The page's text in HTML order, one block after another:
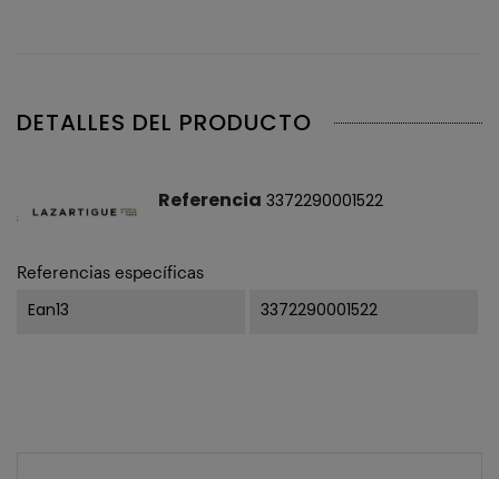
DETALLES DEL PRODUCTO
Referencia 3372290001522
Referencias específicas
Ean13 3372290001522